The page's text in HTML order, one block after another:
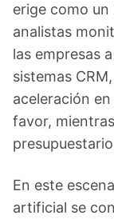
erige como
analistas
las empresas
sistemas
aceleración
favor,
En este
artificial se